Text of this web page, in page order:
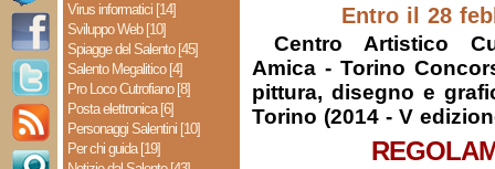
Virus informatici [14]
Sviluppo Web [10]
Spiagge del Salento [45]
Salento Megalitico [4]
Pro Loco Cutrofiano [8]
Posta elettronica [6]
Personaggi Salentini [10]
Per chi guida [19]
Entro il 28
Centro Artistico
Amica - Torino
pittura, disegno e
Torino (2014 - V